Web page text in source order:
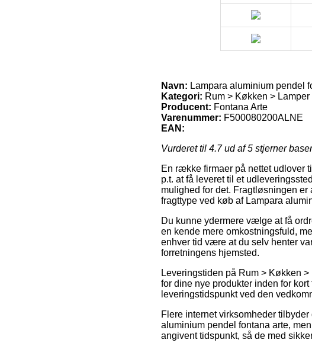
Navn: Lampara aluminium pendel
Kategori: Rum > Køkken >
Producent: Fontana Arte
Varenummer: F500080200ALNE
EAN:
Vurderet til 4.7ud af 5 stjerner
En række firmaer på nettet udlover
p.t. at få leveret til et
mulighed for det. Fragtløsningen
fragttype ved køb af Lampara
Du kunne ydermere vælge at få
en kende mere omkostningsfuld,
enhver tid være at du selv henter
forretningens hjemsted.
Leveringstiden på Rum > Køkken
for dine nye produkter inden for
leveringstidspunkt ved den
Flere internet virksomheder
aluminium pendel fontana arte,
angivent tidspunkt, så de med